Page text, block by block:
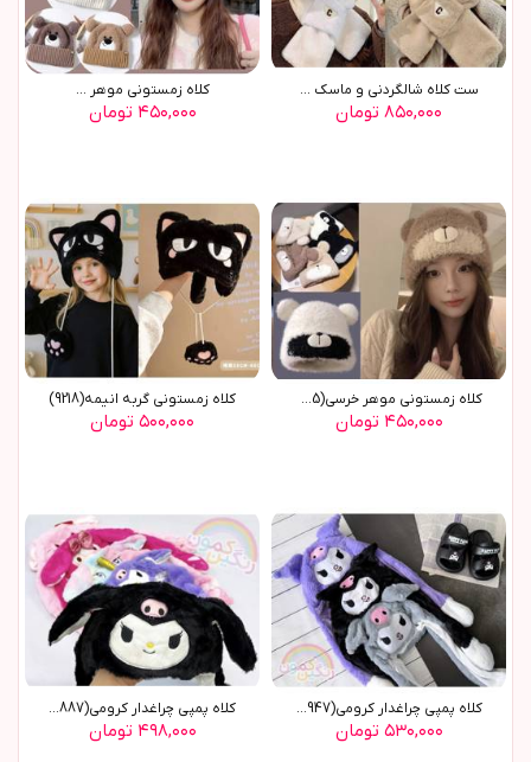
ست کلاه شالگردني و ماسک ...
۸۵۰,۰۰۰ تومان
کلاه زمستوني موهر ...
۴۵۰,۰۰۰ تومان
کلاه زمستوني موهر خرسي(9555)
۴۵۰,۰۰۰ تومان
کلاه زمستونی گربه انیمه(9218)
۵۰۰,۰۰۰ تومان
کلاه پمپی چراغدار کرومی(8947)
۵۳۰,۰۰۰ تومان
کلاه پمپی چراغدار کرومی(8887)
۴۹۸,۰۰۰ تومان